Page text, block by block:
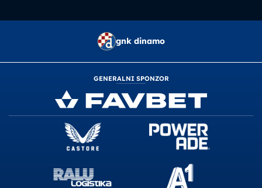
gnk dinamo
GENERALNI SPONZOR